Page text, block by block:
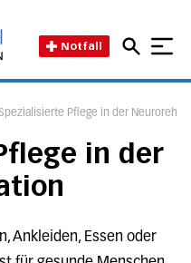
Notfall
Pflege in der
in der
Ankleiden, Essen oder